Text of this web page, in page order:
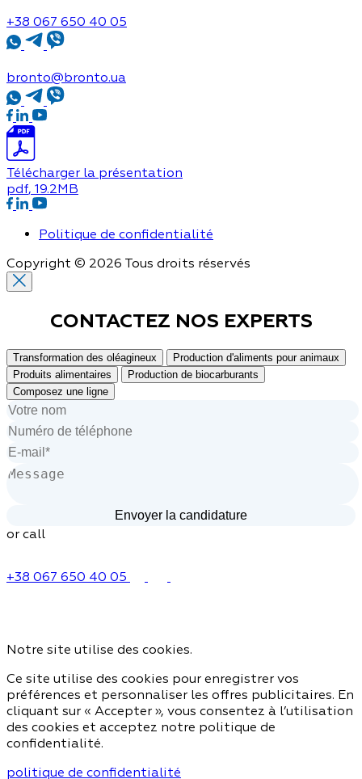
+38 067 650 40 05
bronto@bronto.ua
Télécharger la présentation
pdf, 19.2MB
Politique de confidentialité
Copyright © 2026 Tous droits réservés
CONTACTEZ NOS EXPERTS
Transformation des oléagineux
Production d'aliments pour animaux
Produits alimentaires
Production de biocarburants
Composez une ligne
or call
+38 067 650 40 05
Notre site utilise des cookies.
Ce site utilise des cookies pour enregistrer vos
préférences et personnaliser les offres publicitaires. En
cliquant sur « Accepter », vous consentez à l’utilisation
des cookies et acceptez notre politique de
confidentialité.
politique de confidentialité